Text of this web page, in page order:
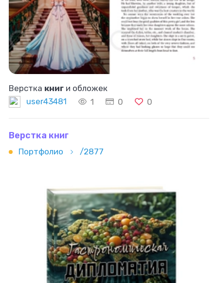
Верстка книг и обложек
user43481
1 0 0
Верстка книг
Портфолио /2877